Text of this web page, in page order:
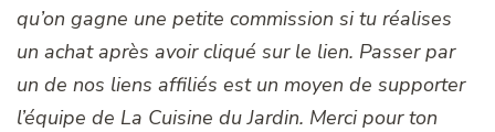
qu’on gagne une petite commission si tu réalises
un achat après avoir cliqué sur le lien. Passer par
un de nos liens affiliés est un moyen de supporter
l’équipe de La Cuisine du Jardin. Merci pour ton